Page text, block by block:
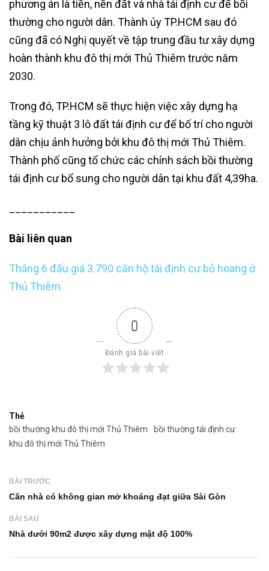
phương án là tiền, nền đất và nhà tái định cư để bồi
thường cho người dân. Thành ủy TP.HCM sau đó
cũng đã có Nghị quyết về tập trung đầu tư xây dựng
hoàn thành khu đô thị mới Thủ Thiêm trước năm
2030.
Trong đó, TP.HCM sẽ thực hiện việc xây dựng hạ
tầng kỹ thuật 3 lô đất tái định cư để bố trí cho người
dân chịu ảnh hưởng bởi khu đô thị mới Thủ Thiêm.
Thành phố cũng tổ chức các chính sách bồi thường
tái định cư bổ sung cho người dân tại khu đất 4,39ha.
Bài liên quan
Tháng 6 đấu giá 3.790 căn hộ tái định cư bỏ hoang ở
Thủ Thiêm
0
Đánh giá bài viết
Thẻ
bồi thường khu đô thị mới Thủ Thiêm
bồi thường tái định cư
khu đô thị mới Thủ Thiêm
BÀI TRƯỚC
Căn nhà có không gian mở khoáng đạt giữa Sài Gòn
BÀI SAU
Nhà dưới 90m2 được xây dựng mật độ 100%